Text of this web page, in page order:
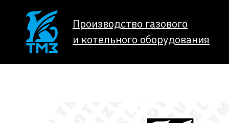
Производство газового
и котельного оборудования